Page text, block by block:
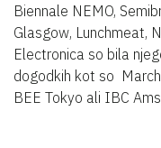
Biennale NEMO,
Glasgow, Lunchmeat,
Electronica so bila
dogodkih kot so
BEE Tokyo ali IBC